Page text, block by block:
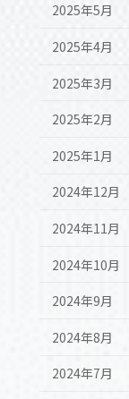
2025年5月
2025年4月
2025年3月
2025年2月
2025年1月
2024年12月
2024年11月
2024年10月
2024年9月
2024年8月
2024年7月